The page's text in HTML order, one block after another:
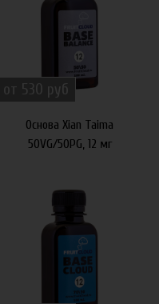
от 530 руб
Основа Xian Taima
50VG/50PG, 12 мг